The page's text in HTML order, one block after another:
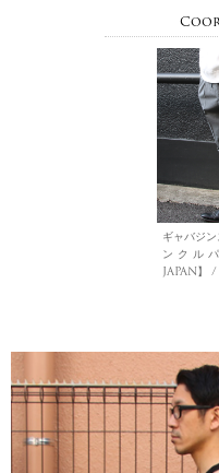
ギャバジ
ンクル
JAPAN】